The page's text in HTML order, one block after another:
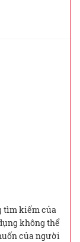
tìm kiếm của
không thể
của người